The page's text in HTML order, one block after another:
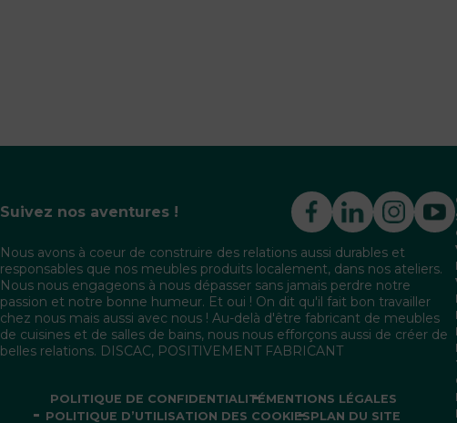
Suivez nos aventures !
Nous avons à coeur de construire des relations aussi durables et
responsables que nos meubles produits localement, dans nos ateliers.
Nous nous engageons à nous dépasser sans jamais perdre notre
passion et notre bonne humeur. Et oui ! On dit qu'il fait bon travailler
chez nous mais aussi avec nous ! Au-delà d'être fabricant de meubles
de cuisines et de salles de bains, nous nous efforçons aussi de créer de
belles relations. DISCAC, POSITIVEMENT FABRICANT
POLITIQUE DE CONFIDENTIALITÉMENTIONS LÉGALES
POLITIQUE D’UTILISATION DES COOKIESPLAN DU SITE